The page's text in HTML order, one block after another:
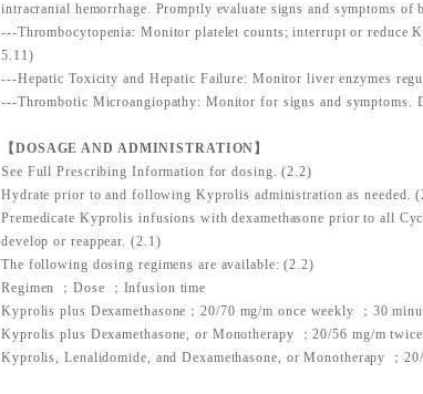
intracranial hemorrhage. Promptly evaluate signs and symptoms of
---Thrombocytopenia: Monitor platelet counts; interrupt or reduce
5.11)
---Hepatic Toxicity and Hepatic Failure: Monitor liver enzymes
---Thrombotic Microangiopathy: Monitor for signs and symptoms.
【DOSAGE AND ADMINISTRATION】
See Full Prescribing Information for dosing. (2.2)
Hydrate prior to and following Kyprolis administration as needed.
Premedicate Kyprolis infusions with dexamethasone prior to all
develop or reappear. (2.1)
The following dosing regimens are available: (2.2)
Regimen ；Dose ；Infusion time
Kyprolis plus Dexamethasone；20/70 mg/m once weekly ；30
Kyprolis plus Dexamethasone, or Monotherapy ；20/56 mg/m
Kyprolis, Lenalidomide, and Dexamethasone, or Monotherapy ；